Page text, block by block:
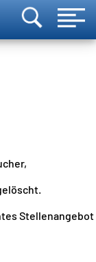
Stellenangebot